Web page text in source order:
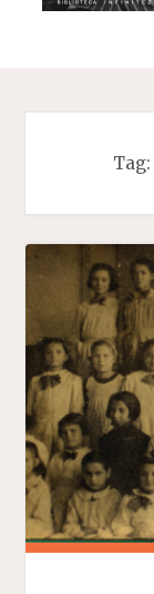
Tag: